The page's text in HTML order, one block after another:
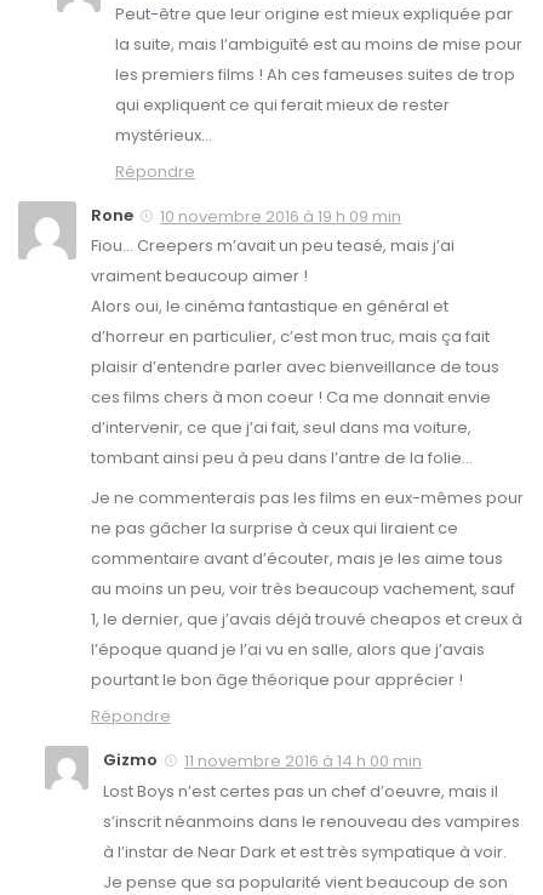
Peut-être que leur origine est mieux expliquée par
la suite, mais l’ambiguïté est au moins de mise pour
les premiers films ! Ah ces fameuses suites de trop
qui expliquent ce qui ferait mieux de rester
mystérieux…
Répondre
Rone
10 novembre 2016 à 19 h 09 min
Fiou… Creepers m’avait un peu teasé, mais j’ai
vraiment beaucoup aimer !
Alors oui, le cinéma fantastique en général et
d’horreur en particulier, c’est mon truc, mais ça fait
plaisir d’entendre parler avec bienveillance de tous
ces films chers à mon coeur ! Ca me donnait envie
d’intervenir, ce que j’ai fait, seul dans ma voiture,
tombant ainsi peu à peu dans l’antre de la folie…
Je ne commenterais pas les films en eux-mêmes pour
ne pas gâcher la surprise à ceux qui liraient ce
commentaire avant d’écouter, mais je les aime tous
au moins un peu, voir très beaucoup vachement, sauf
1, le dernier, que j’avais déjà trouvé cheapos et creux à
l’époque quand je l’ai vu en salle, alors que j’avais
pourtant le bon âge théorique pour apprécier !
Répondre
Gizmo
11 novembre 2016 à 14 h 00 min
Lost Boys n’est certes pas un chef d’oeuvre, mais il
s’inscrit néanmoins dans le renouveau des vampires
à l’instar de Near Dark et est très sympatique à voir.
Je pense que sa popularité vient beaucoup de son